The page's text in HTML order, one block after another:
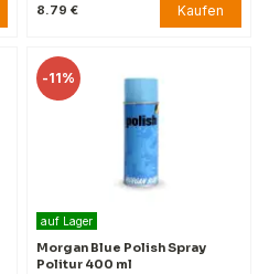
8.79 € Kaufen
-11%
auf Lager
Morgan Blue Polish Spray
Politur 400 ml